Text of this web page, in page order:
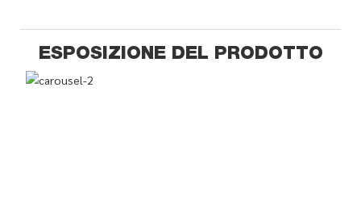
ESPOSIZIONE DEL PRODOTTO